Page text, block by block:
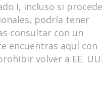
I, incluso si procede
podría tener
consultar con un
encuentras aquí con
volver a EE. UU.